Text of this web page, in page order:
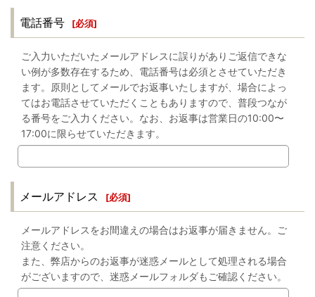
電話番号 [必須]
ご入力いただいたメールアドレスに誤りがありご返信できな
い例が多数存在するため、電話番号は必須とさせていただき
ます。原則としてメールでお返事いたしますが、場合によっ
てはお電話させていただくこともありますので、普段つなが
る番号をご入力ください。なお、お返事は営業日の10:00〜
17:00に限らせていただきます。
メールアドレス [必須]
メールアドレスをお間違えの場合はお返事が届きません。ご
注意ください。
また、弊店からのお返事が迷惑メールとして処理される場合
がございますので、迷惑メールフォルダもご確認ください。